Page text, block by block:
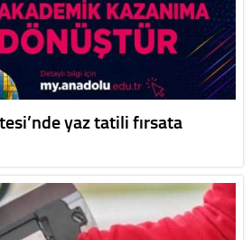
yaz tatili fırsata